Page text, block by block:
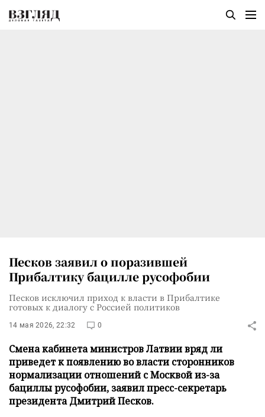
Песков заявил о поразившей
Прибалтику бацилле русофобии
Песков исключил приход к власти в Прибалтике
готовых к диалогу с Россией политиков
14 мая 2026, 22:32 0
Смена кабинета министров Латвии вряд ли
приведет к появлению во власти сторонников
нормализации отношений с Москвой из-за
бациллы русофобии, заявил пресс-секретарь
президента Дмитрий Песков.